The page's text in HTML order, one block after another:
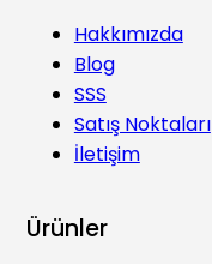
Hakkımızda
Blog
SSS
Satış Noktaları
İletişim
Ürünler